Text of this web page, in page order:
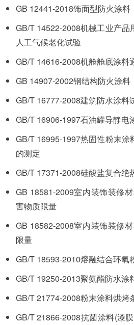
GB 12441-2018饰面型防火涂料
GB/T 14522-2008机械工业产
人工气候老化试验
GB/T 14616-2008机舱舱底涂料
GB 14907-2002钢结构防火涂料
GB/T 16777-2008建筑防水涂料
GB/T 16906-1997石油罐导静电
GB/T 16995-1997热固性粉末涂
的测定
GB/T 17371-2008硅酸盐复合绝
GB 18581-2009室内装饰装修
害物质限量
GB 18582-2008室内装饰装修
限量
GB/T 18593-2010熔融结合环氧
GB/T 19250-2013聚氨酯防水涂
GB/T 21774-2008粉末涂料烘烤
GB/T 21866-2008抗菌涂料(漆